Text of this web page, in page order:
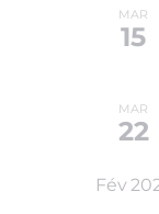
MAR
15
MAR
22
Fév